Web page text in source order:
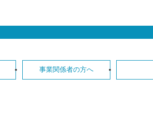
事業関係者の方へ